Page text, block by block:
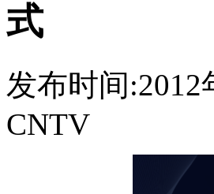
式
发布时间:2012
CNTV